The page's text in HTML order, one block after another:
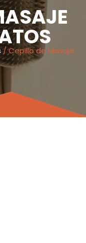
/ Cepillo de Masaje